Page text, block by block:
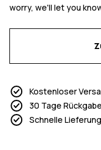
worry, we'll let you
Kostenloser
30 Tage
Schnelle Lieferung